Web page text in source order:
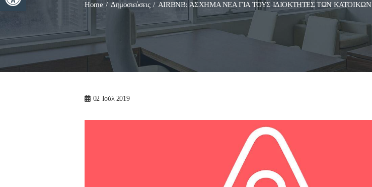
Home Δημοσιεύσεις AIRBNB: ΆΣΧΗΜΑ ΝΕΑ ΓΙΑ ΤΟΥΣ ΙΔΙΟΚΤΗΤΕΣ ΤΩΝ ΚΑΤΟΙΚΩΝ
02 Ιούλ 2019